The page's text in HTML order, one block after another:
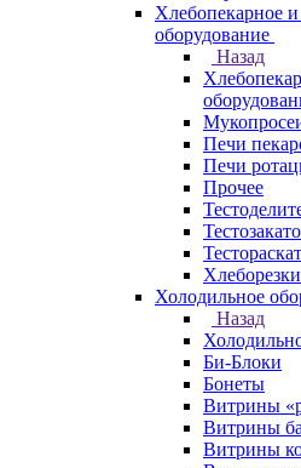
Хлебопекарное и
оборудование
Назад
Печи
Печи
Прочее
Хлеборезки
Холодильное
Назад
Би-Блоки
Бонеты
Витрины
Витрины
Витрины